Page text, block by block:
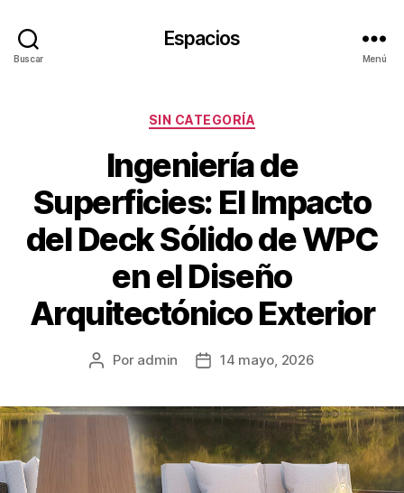
Buscar
Espacios
Menú
Categorías
SIN CATEGORÍA
Ingeniería de
Superficies: El Impacto
del Deck Sólido de WPC
en el Diseño
Arquitectónico Exterior
Autor
publicación
Por admin
Fecha
publicación
14 mayo, 2026